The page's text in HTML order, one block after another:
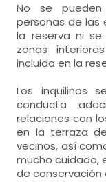
- cama
No se
personas de las
la reserva ni
zonas
incluida en la
Los inquilinos
conducta
relaciones con
en la terraza
vecinos, así
mucho cuidado,
de conservación